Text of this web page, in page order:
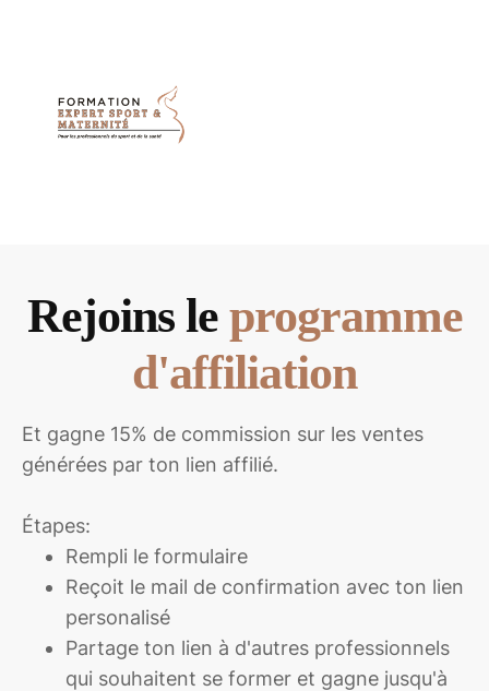
Rejoins le programme
d'affiliation
Et gagne 15% de commission sur les ventes
générées par ton lien affilié.
Étapes:
Rempli le formulaire
Reçoit le mail de confirmation avec ton lien
personalisé
Partage ton lien à d'autres professionnels
qui souhaitent se former et gagne jusqu'à